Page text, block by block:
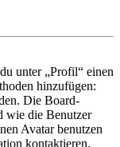
unter „Profil“ einen
hinzufügen:
Die Board-
wie die Benutzer
Avatar benutzen
kontaktieren.